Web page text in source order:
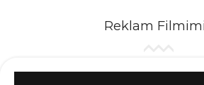
Reklam